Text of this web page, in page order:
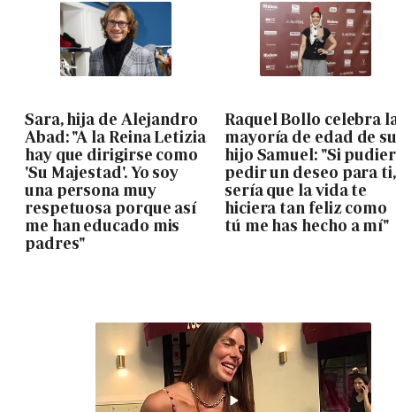
Sara, hija de Alejandro
Abad: "A la Reina Letizia
hay que dirigirse como
'Su Majestad'. Yo soy
una persona muy
respetuosa porque así
me han educado mis
padres"
Raquel Bollo celebra
mayoría de edad de
hijo Samuel: "Si
pedir un deseo para ti,
sería que la vida te
hiciera tan feliz como
tú me has hecho a mí"